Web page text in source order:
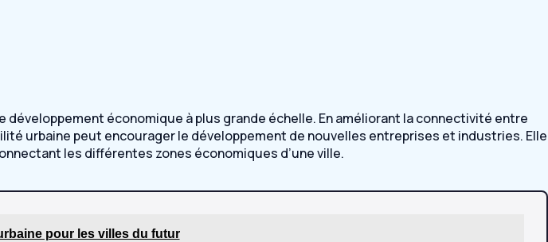
développement économique à plus grande échelle. En améliorant la connectivité entre
urbaine peut encourager le développement de nouvelles entreprises et industries. Elle
les différentes zones économiques d’une ville.
pour les villes du futur